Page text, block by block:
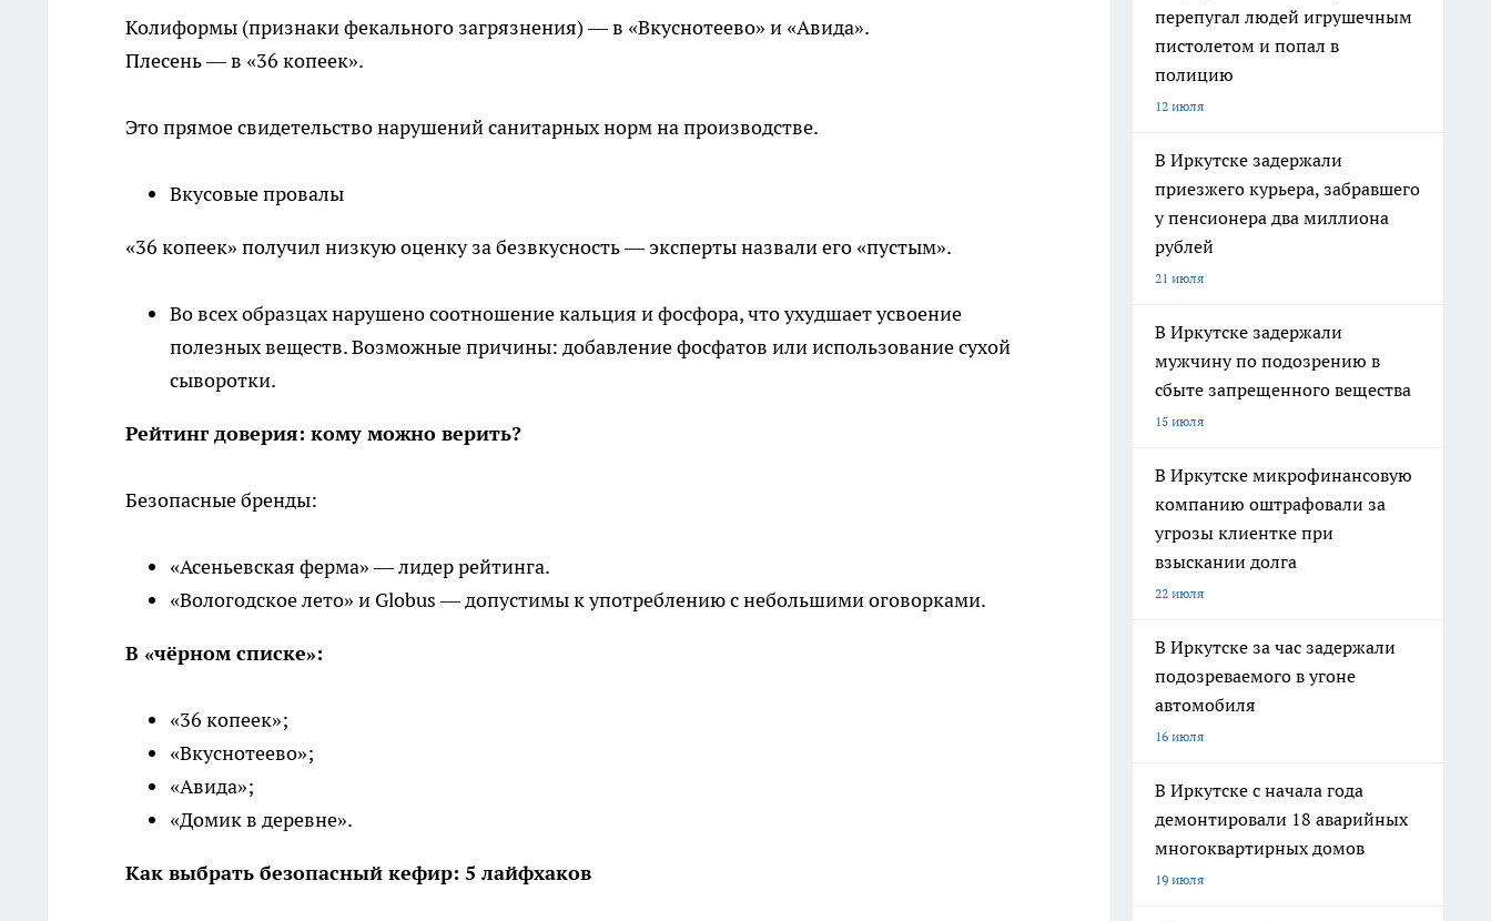
Колиформы (признаки фекального загрязнения) — в «Вкуснотеево» и «Авида».
Плесень — в «36 копеек».
Это прямое свидетельство нарушений санитарных норм на производстве.
Вкусовые провалы
«36 копеек» получил низкую оценку за безвкусность — эксперты назвали его «пустым».
Во всех образцах нарушено соотношение кальция и фосфора, что ухудшает усвоение
полезных веществ. Возможные причины: добавление фосфатов или использование сухой
сыворотки.
Рейтинг доверия: кому можно верить?
Безопасные бренды:
«Асеньевская ферма» — лидер рейтинга.
«Вологодское лето» и Globus — допустимы к употреблению с небольшими оговорками.
В «чёрном списке»:
«36 копеек»;
«Вкуснотеево»;
«Авида»;
«Домик в деревне».
Как выбрать безопасный кефир: 5 лайфхаков
перепугал людей игрушечным
пистолетом и попал в
полицию
12 июля
В Иркутске задержали
приезжего курьера, забравшего
у пенсионера два миллиона
рублей
21 июля
В Иркутске задержали
мужчину по подозрению в
сбыте запрещенного вещества
15 июля
В Иркутске микрофинансовую
компанию оштрафовали за
угрозы клиентке при
взыскании долга
22 июля
В Иркутске за час задержали
подозреваемого в угоне
автомобиля
16 июля
В Иркутске с начала года
демонтировали 18 аварийных
многоквартирных домов
19 июля